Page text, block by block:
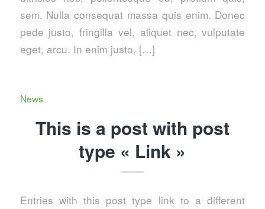
sem. Nulla consequat massa quis enim. Donec
pede justo, fringilla vel, aliquet nec, vulputate
eget, arcu. In enim justo, […]
News
This is a post with post
type « Link »
Entries with this post type link to a different